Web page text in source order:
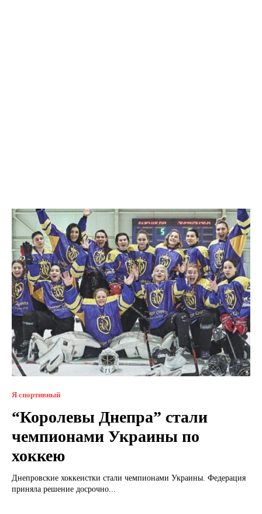
Я спортивный
“Королевы Днепра” стали
чемпионами Украины по
хоккею
Днепровские хоккеистки стали чемпионами Украины. Федерация
приняла решение досрочно...